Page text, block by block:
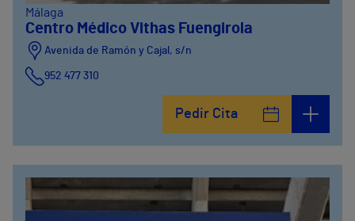
Málaga
Centro Médico Vithas Fuengirola
Avenida de Ramón y Cajal, s/n
952 477 310
Pedir Cita